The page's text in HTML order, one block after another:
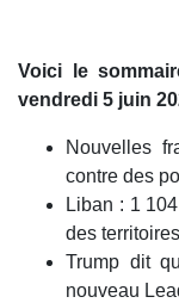
Voici le
vendredi 5 juin
Nouvelles
contre des
Liban : 1
des
Trump dit
nouveau